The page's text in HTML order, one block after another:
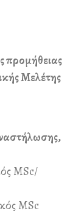
προμήθειας
Μελέτης
MSc/
MSc